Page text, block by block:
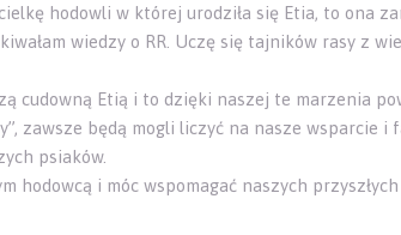
hodowli w której urodziła się Etia, to ona
wiedzy o RR. Uczę się tajników rasy z
cudowną Etią i to dzięki naszej te marzenia
zawsze będą mogli liczyć na nasze wsparcie i
psiaków.
hodowcą i móc wspomagać naszych